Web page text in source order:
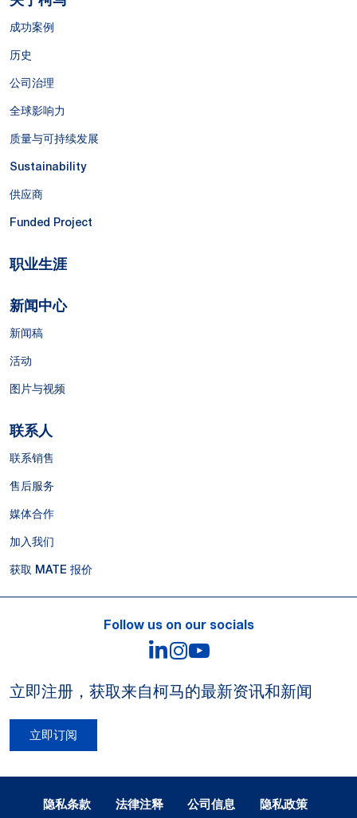
成功案例
历史
公司治理
全球影响力
质量与可持续发展
Sustainability
供应商
Funded Project
职业生涯
新闻中心
新闻稿
活动
图片与视频
联系人
联系销售
售后服务
媒体合作
加入我们
获取 MATE 报价
Follow us on our socials
LinkedIn
Instagram
立即注册，获取来自柯马的最新资讯和新闻
立即订阅
隐私条款 法律注释 公司信息 隐私政策